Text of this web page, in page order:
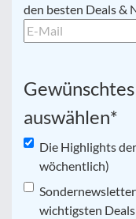
Mail *
den besten Deals &
auswählen*
Die Highlights
wöchentlich)
wichtigsten